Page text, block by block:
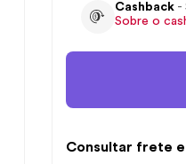
Cashback-
Sobre o
Consultar frete